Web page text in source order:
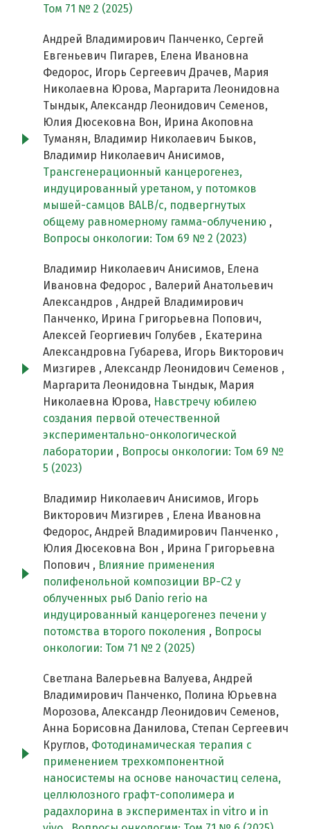
Том 71 № 2 (2025)
Андрей Владимирович Панченко, Сергей
Евгеньевич Пигарев, Елена Ивановна
Федорос, Игорь Сергеевич Драчев, Мария
Николаевна Юрова, Маргарита Леонидовна
Тындык, Александр Леонидович Семенов,
Юлия Дюсековна Вон, Ирина Акоповна
Туманян, Владимир Николаевич Быков,
Владимир Николаевич Анисимов,
Трансгенерационный канцерогенез,
индуцированный уретаном, у потомков
мышей-самцов BALB/c, подвергнутых
общему равномерному гамма-облучению ,
Вопросы онкологии: Том 69 № 2 (2023)
Владимир Николаевич Анисимов, Елена
Ивановна Федорос , Валерий Анатольевич
Александров , Андрей Владимирович
Панченко, Ирина Григорьевна Попович,
Алексей Георгиевич Голубев , Екатерина
Александровна Губарева, Игорь Викторович
Мизгирев , Александр Леонидович Семенов ,
Маргарита Леонидовна Тындык, Мария
Николаевна Юрова, Навстречу юбилею
создания первой отечественной
экспериментально-онкологической
лаборатории , Вопросы онкологии: Том 69 №
5 (2023)
Владимир Николаевич Анисимов, Игорь
Викторович Мизгирев , Елена Ивановна
Федорос, Андрей Владимирович Панченко ,
Юлия Дюсековна Вон , Ирина Григорьевна
Попович , Влияние применения
полифенольной композиции BP-C2 у
облученных рыб Danio rerio на
индуцированный канцерогенез печени у
потомства второго поколения , Вопросы
онкологии: Том 71 № 2 (2025)
Светлана Валерьевна Валуева, Андрей
Владимирович Панченко, Полина Юрьевна
Морозова, Александр Леонидович Семенов,
Анна Борисовна Данилова, Степан Сергеевич
Круглов, Фотодинамическая терапия с
применением трехкомпонентной
наносистемы на основе наночастиц селена,
целлюлозного графт-сополимера и
радахлорина в экспериментах in vitro и in